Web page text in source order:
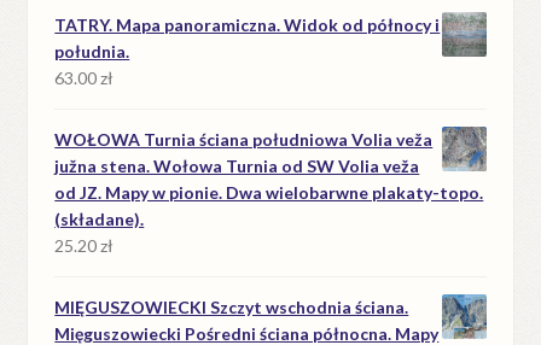
TATRY. Mapa panoramiczna. Widok od północy i
południa.
63.00zł
WOŁOWA Turnia ściana południowa Volia veža
južna stena. Wołowa Turnia od SW Volia veža
od JZ. Mapy w pionie. Dwa wielobarwne plakaty-topo.
(składane).
25.20zł
MIĘGUSZOWIECKI Szczyt wschodnia ściana.
Mięguszowiecki Pośredni ściana północna. Mapy